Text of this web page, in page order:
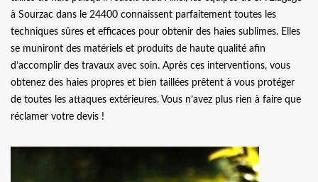
à Sourzac dans le 24400 connaissent parfaitement toutes les
techniques sûres et efficaces pour obtenir des haies sublimes. Elles
se muniront des matériels et produits de haute qualité afin
d’accomplir des travaux avec soin. Après ces interventions, vous
obtenez des haies propres et bien taillées prêtent à vous protéger
de toutes les attaques extérieures. Vous n’avez plus rien à faire que
réclamer votre devis !